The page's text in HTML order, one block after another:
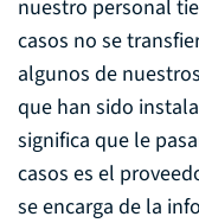
nuestro personal
casos no se
algunos de
que han sido
significa que le
casos es el
se encarga de la